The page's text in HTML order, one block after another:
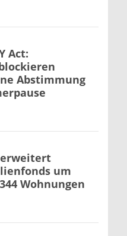
Act:
Abstimmung
um
Wohnungen